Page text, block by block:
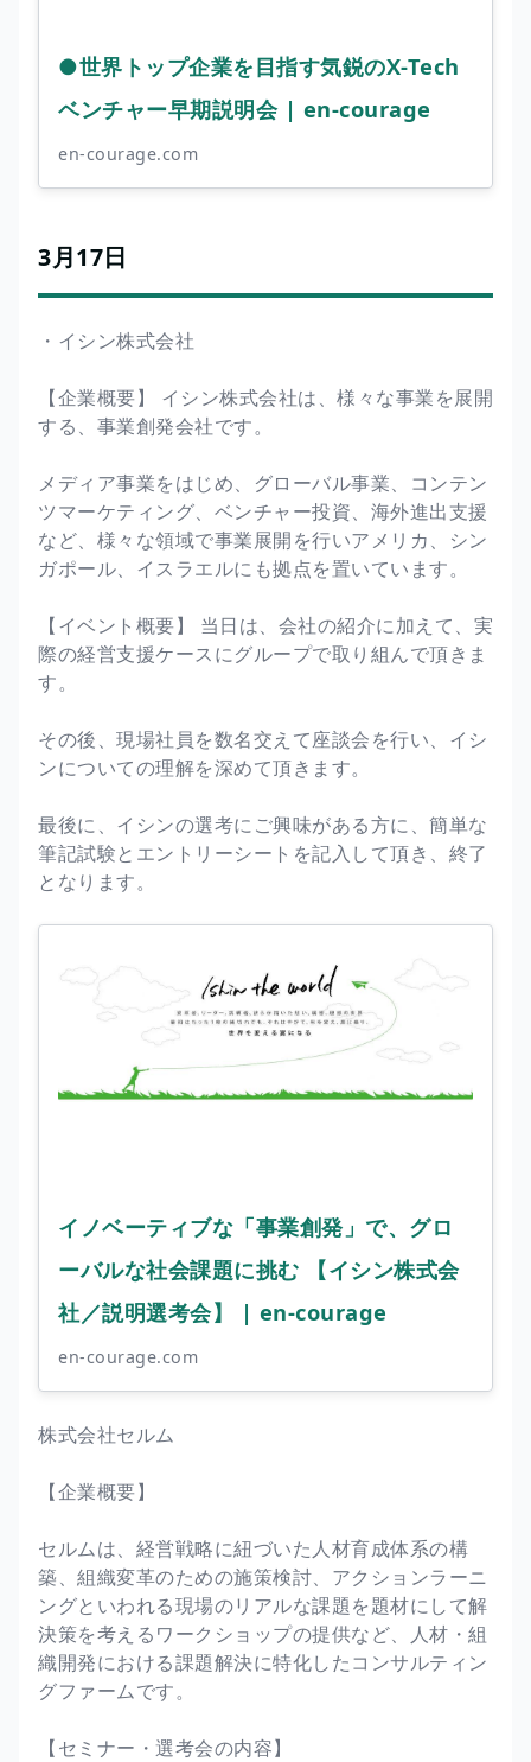
●世界トップ企業を目指す気鋭のX-Tech
ベンチャー早期説明会 | en-courage
en-courage.com
3月17日
・イシン株式会社
【企業概要】 イシン株式会社は、様々な事業を展開
する、事業創発会社です。
メディア事業をはじめ、グローバル事業、コンテン
ツマーケティング、ベンチャー投資、海外進出支援
など、様々な領域で事業展開を行いアメリカ、シン
ガポール、イスラエルにも拠点を置いています。
【イベント概要】 当日は、会社の紹介に加えて、実
際の経営支援ケースにグループで取り組んで頂きま
す。
その後、現場社員を数名交えて座談会を行い、イシ
ンについての理解を深めて頂きます。
最後に、イシンの選考にご興味がある方に、簡単な
筆記試験とエントリーシートを記入して頂き、終了
となります。
イノベーティブな「事業創発」で、グロ
ーバルな社会課題に挑む 【イシン株式会
社／説明選考会】 | en-courage
en-courage.com
株式会社セルム
【企業概要】
セルムは、経営戦略に紐づいた人材育成体系の構
築、組織変革のための施策検討、アクションラーニ
ングといわれる現場のリアルな課題を題材にして解
決策を考えるワークショップの提供など、人材・組
織開発における課題解決に特化したコンサルティン
グファームです。
【セミナー・選考会の内容】